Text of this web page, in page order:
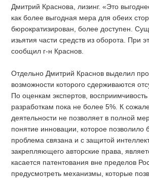
Дмитрий Краснова, лизинг. «Это
как более выгодная мера для обеих
бюрократизирован, более доступен.
изьятия части средств из оборота.
сообщил г-н Краснов.
Отдельно Дмитрий Краснов выделил
возможности которого сдерживаются
По оценкам экспертов,
разработкам пока не более 5%. К
деятельности не позволяет в полной
понятие инновации, которое
проблема связана и с защитой
закрепляющего авторские права,
касается патентования вне пределов
предусмотреть механизмы, которые